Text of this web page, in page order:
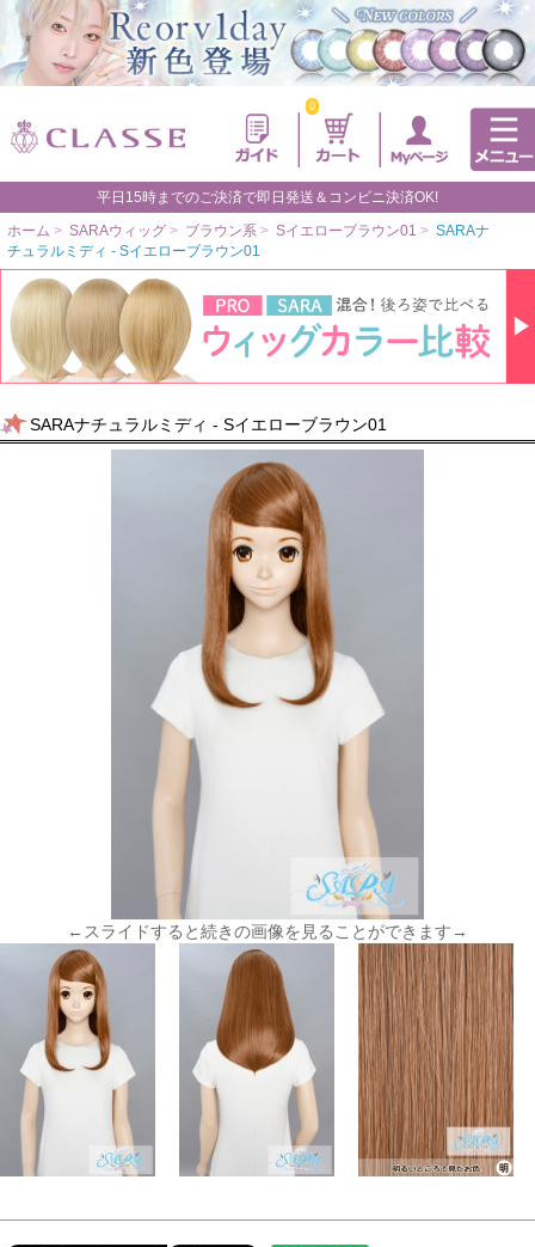
0
平日15時までのご決済で即日発送＆コンビニ決済OK!
ホーム > SARAウィッグ > ブラウン系 > Sイエローブラウン01 > SARAナ
チュラルミディ - Sイエローブラウン01
SARAナチュラルミディ - Sイエローブラウン01
←スライドすると続きの画像を見ることができます→